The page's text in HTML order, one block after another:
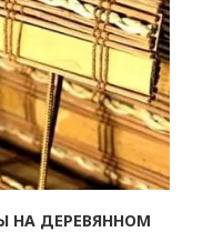
НА ДЕРЕВЯННОМ